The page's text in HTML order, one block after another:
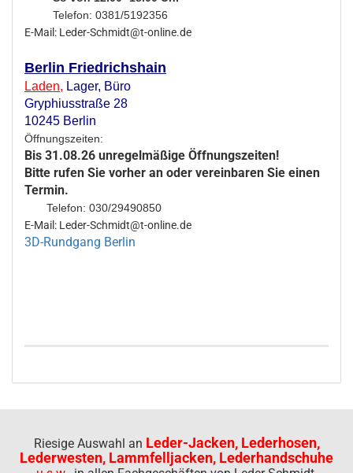
Telefon: 0381/5192356
E-Mail: Leder-Schmidt@t-online.de
Berlin Friedrichshain
Laden, Lager, Büro
Gryphiusstraße 28
10245 Berlin
Öffnungszeiten:
Bis 31.08.26 unregelmäßige Öffnungszeiten!
Bitte rufen Sie vorher an oder vereinbaren Sie einen
Termin.
Telefon: 030/29490850
E-Mail: Leder-Schmidt@t-online.de
3D-Rundgang Berlin
Riesige Auswahl an Leder-Jacken, Lederhosen,
Lederwesten, Lammfelljacken, Lederhandschuhe